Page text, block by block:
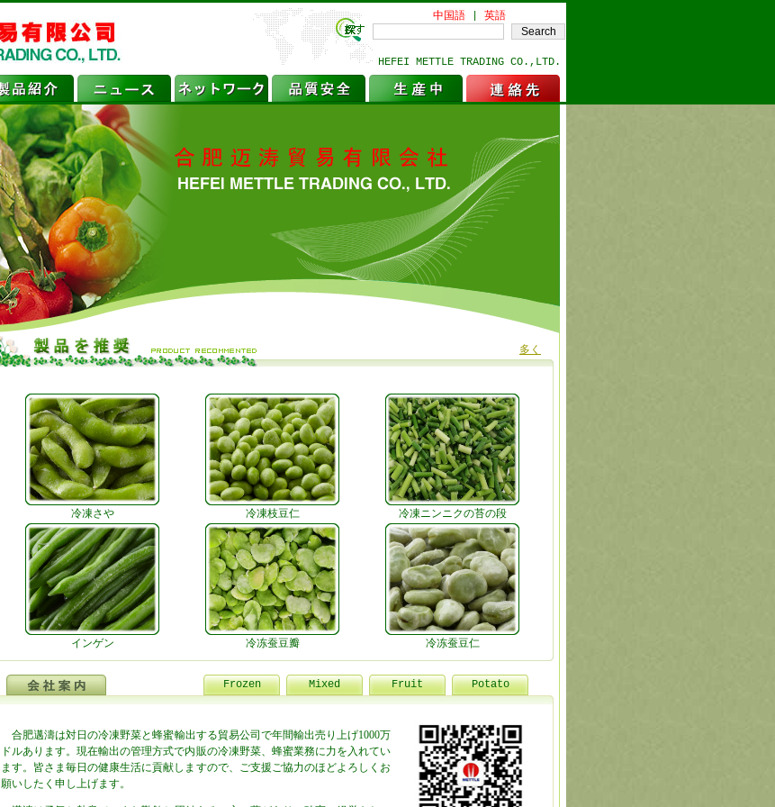
中国語 英語
HEFEI METTLE TRADING CO.,LTD.
多く
冷凍さや 冷凍枝豆仁 冷凍ニンニクの苔の段
インゲン 冷冻蚕豆瓣 冷冻蚕豆仁
Frozen Mixed Fruit Potato
合肥邁濤は対日の冷凍野菜と蜂蜜輸出する貿易公司で年間輸出売り上げ1000万
ドルあります。現在輸出の管理方式で内販の冷凍野菜、蜂蜜業務に力を入れてい
ます。 皆さま毎日の健康生活に貢献しますので、ご支援ご協力のほどよろしくお
願いした く申し上げます。